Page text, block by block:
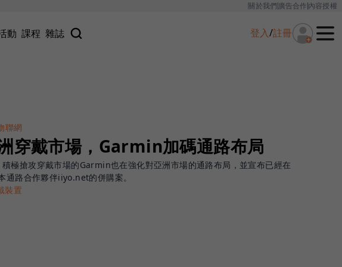
關於我們廣告合作內容授權
動 課程 雜誌 登入/註冊
聯網
穿戴市場，Garmin加碼通路布局
極搶攻穿戴市場的Garmin也在強化對亞洲市場的通路布局，並宣布已經在
通路合作夥伴iiyo.net的併購案。
裝置